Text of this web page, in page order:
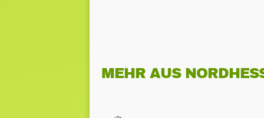
MEHR AUS